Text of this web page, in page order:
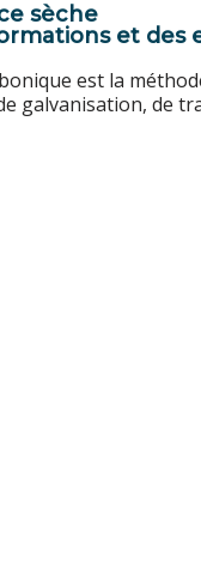
sèche
et
est la
galvanisation, de